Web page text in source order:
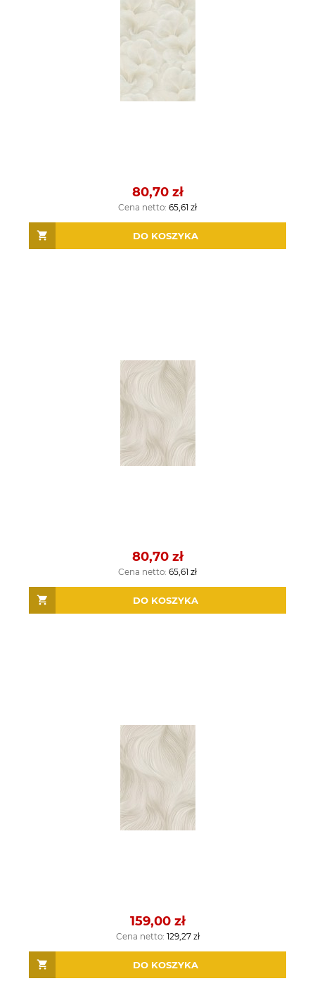
80,70 zł
Cena netto: 65,61 zł
DO KOSZYKA
80,70 zł
Cena netto: 65,61 zł
DO KOSZYKA
159,00 zł
Cena netto: 129,27 zł
DO KOSZYKA